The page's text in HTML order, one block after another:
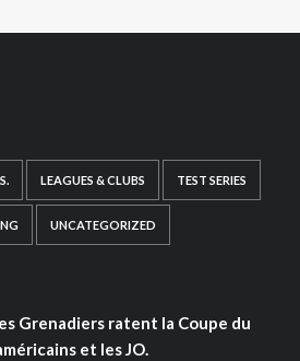
LEAGUES & CLUBS TEST SERIES
UNCATEGORIZED
Grenadiers ratent la Coupe du
et les JO.